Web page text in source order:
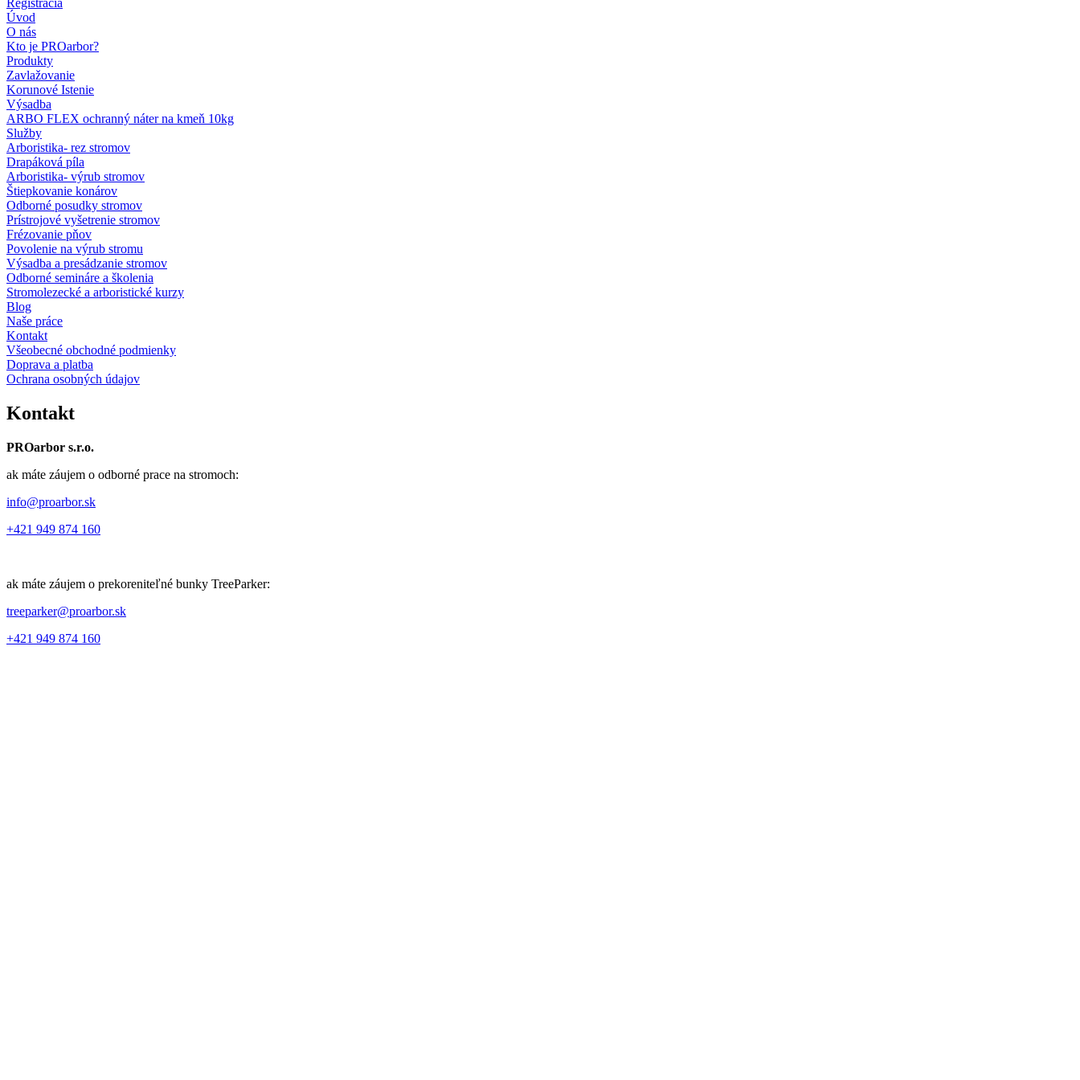
Úvod
O nás
Kto je PROarbor?
Produkty
Zavlažovanie
Korunové Istenie
Výsadba
ARBO FLEX ochranný náter na kmeň 10kg
Služby
Arboristika- rez stromov
Drapáková píla
Arboristika- výrub stromov
Štiepkovanie konárov
Odborné posudky stromov
Prístrojové vyšetrenie stromov
Frézovanie pňov
Povolenie na výrub stromu
Výsadba a presádzanie stromov
Odborné semináre a školenia
Stromolezecké a arboristické kurzy
Blog
Naše práce
Kontakt
Všeobecné obchodné podmienky
Doprava a platba
Ochrana osobných údajov
Kontakt
PROarbor s.r.o.
ak máte záujem o odborné prace na stromoch:
info@proarbor.sk
+421 949 874 160
ak máte záujem o prekoreniteľné bunky TreeParker:
treeparker@proarbor.sk
+421 949 874 160